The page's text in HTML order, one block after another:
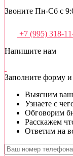
Звоните Пн-Сб с
+7 (995) 318-
Напишите нам
Заполните форму
Выясним
Узнаете с
Обговорим
Расскажем
Ответим на